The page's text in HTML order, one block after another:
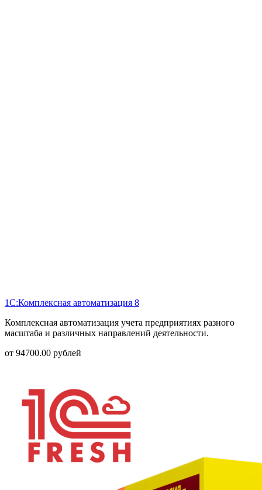
1С:Комплексная автоматизация 8
Комплексная автоматизация учета предприятиях разного
масштаба и различных направлений деятельности.
от 94700.00 рублей